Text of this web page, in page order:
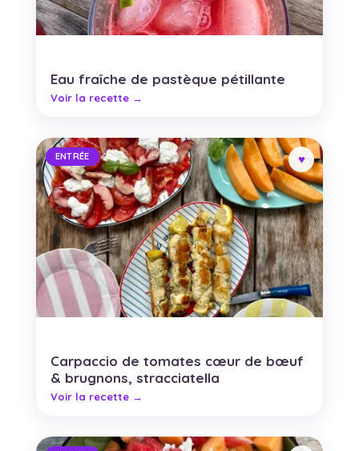
Eau fraîche de pastèque pétillante
Carpaccio de tomates cœur de bœuf
& brugnons, stracciatella
ENTRÉE